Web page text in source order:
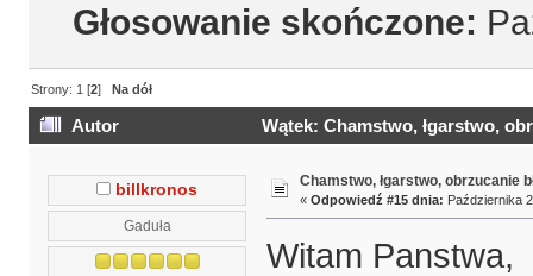
Głosowanie skończone:
Strony: 1 [2]Na dół
Autor Wątek: Chamstwo, łgarstwo,
billkronos
Gaduła
Chamstwo, łgarstwo, obrzucanie
« Odpowiedź #15 dnia: Października
Witam Panstwa,